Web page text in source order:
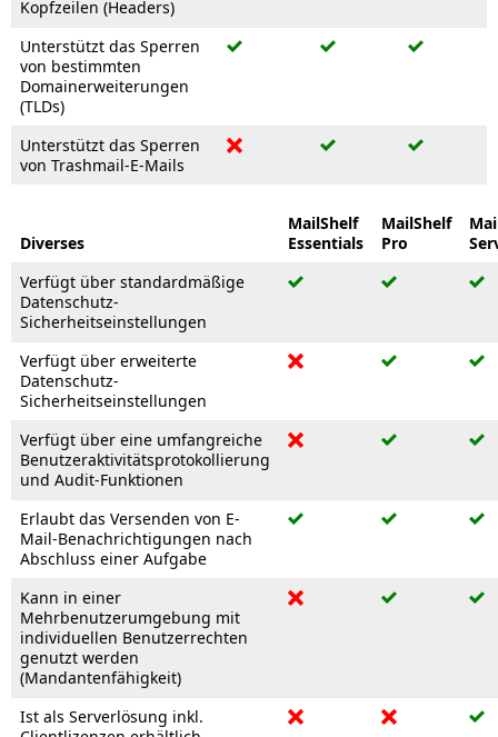
Kopfzeilen (Headers)
Unterstützt das Sperren
von bestimmten
Domainerweiterungen
(TLDs)
Unterstützt das Sperren
von Trashmail-E-Mails
Diverses
MailShelf
Essentials
MailShelf
Pro
Verfügt über standardmäßige
Datenschutz-
Sicherheitseinstellungen
Verfügt über erweiterte
Datenschutz-
Sicherheitseinstellungen
Verfügt über eine umfangreiche
Benutzeraktivitätsprotokollierung
und Audit-Funktionen
Erlaubt das Versenden von E-
Mail-Benachrichtigungen nach
Abschluss einer Aufgabe
Kann in einer
Mehrbenutzerumgebung mit
individuellen Benutzerrechten
genutzt werden
(Mandantenfähigkeit)
Ist als Serverlösung inkl.